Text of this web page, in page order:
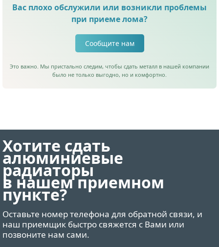
Вас плохо обслужили или возникли проблемы
при приеме лома?
Сообщите нам
Это важно. Мы пристально следим, чтобы сдать металл в нашей компании
было не только выгодно, но и комфортно.
Хотите сдать
алюминиевые
радиаторы
в нашем приемном
пункте?
Оставьте номер телефона для обратной связи, и
наш приемщик быстро свяжется с Вами или
позвоните нам сами.